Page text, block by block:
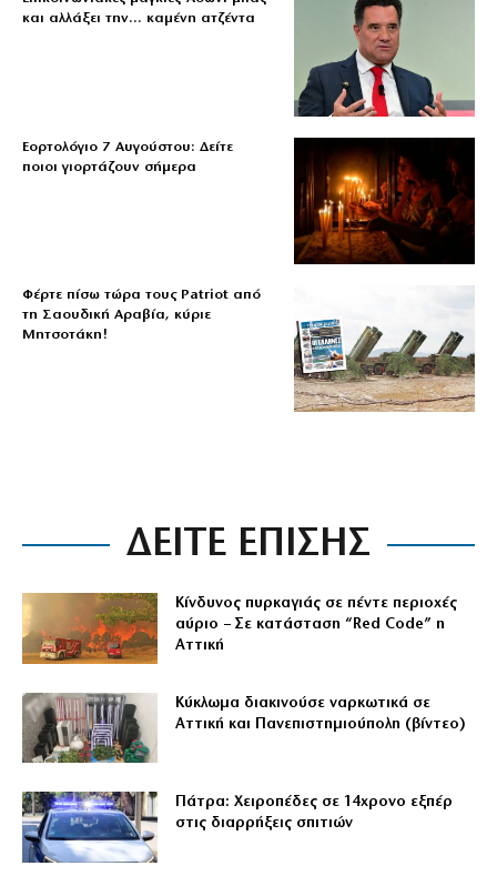
και αλλάξει την… καμένη ατζέντα
Εορτολόγιο 7 Αυγούστου: Δείτε
ποιοι γιορτάζουν σήμερα
Φέρτε πίσω τώρα τους Patriot από
τη Σαουδική Αραβία, κύριε
Μητσοτάκη!
ΔΕΙΤΕ ΕΠΙΣΗΣ
Κίνδυνος πυρκαγιάς σε πέντε περιοχές
αύριο – Σε κατάσταση “Red Code” η
Αττική
Κύκλωμα διακινούσε ναρκωτικά σε
Αττική και Πανεπιστημιούπολη (βίντεο)
Πάτρα: Χειροπέδες σε 14χρονο εξπέρ
στις διαρρήξεις σπιτιών